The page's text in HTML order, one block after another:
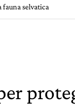
fauna selvatica